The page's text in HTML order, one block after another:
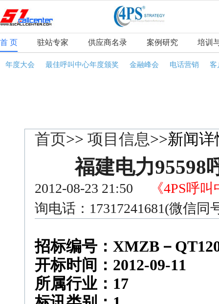
首 页 驻站专家 供应商名录 案例研究 培训
年度大会 最佳呼叫中心年度颁奖 金融峰会 电话营销 客
首页>> 项目信息>>新闻详
福建电力95598
2012-08-23 21:50
《4PS呼
询电话：17317241681(微信
招标编号：XMZB－
开标时间：2012-09-11
所属行业：17